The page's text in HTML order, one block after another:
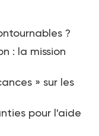
?
: la mission
» sur les
pour l'aide